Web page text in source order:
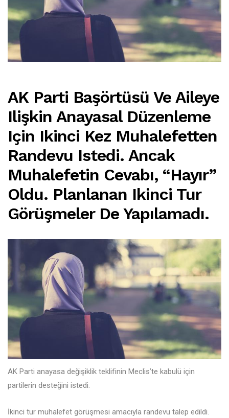
AK Parti Başörtüsü Ve Aileye
Ilişkin Anayasal Düzenleme
Için Ikinci Kez Muhalefetten
Randevu Istedi. Ancak
Muhalefetin Cevabı, “hayır”
Oldu. Planlanan Ikinci Tur
Görüşmeler De Yapılamadı.
AK Parti anayasa değişiklik teklifinin Meclis’te kabulü için
partilerin desteğini istedi.
İkinci tur muhalefet görüşmesi amacıyla randevu talep edildi.